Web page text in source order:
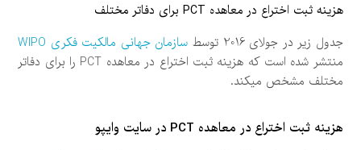
هزینه ثبت اختراع در معاهده PCT برای دفاتر مختلف
جدول زیر در جولای 2016 توسط
سازمان جهانی مالکیت فکری WIPO
منتشر شده است که هزینه ثبت اختراع در معاهده PCT را برای دفاتر
مختلف مشخص میکند.
هزینه ثبت اختراع در معاهده PCT در سایت وایپو